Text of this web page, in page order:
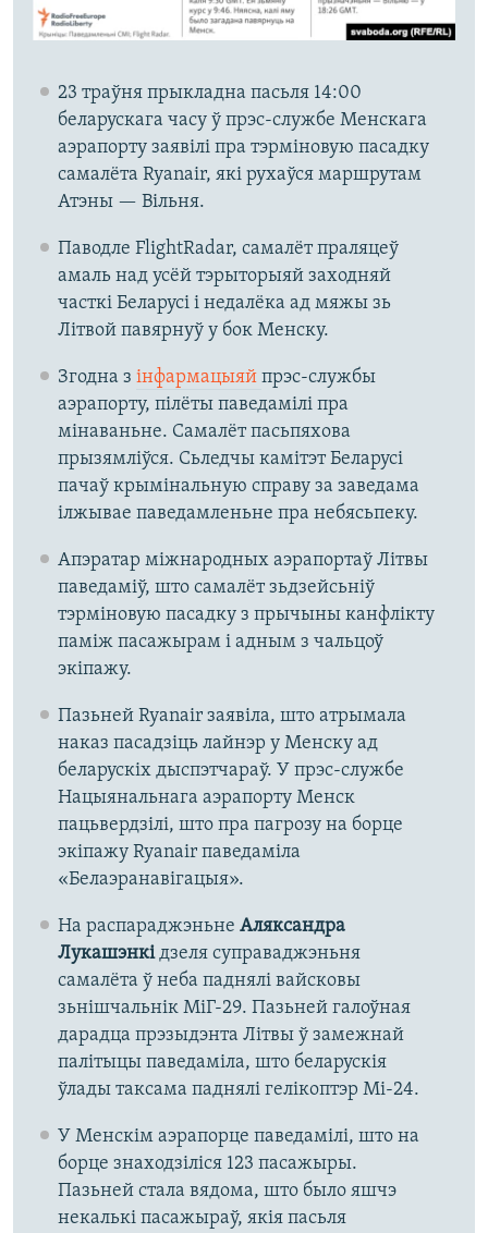
23 траўня прыкладна пасьля 14:00
беларускага часу ў прэс-службе Менскага
аэрапорту заявілі пра тэрміновую пасадку
самалёта Ryanair, які рухаўся маршрутам
Атэны — Вільня.
Паводле FlightRadar, самалёт праляцеў
амаль над усёй тэрыторыяй заходняй
часткі Беларусі і недалёка ад мяжы зь
Літвой павярнуў у бок Менску.
Згодна з інфармацыяй прэс-службы
аэрапорту, пілёты паведамілі пра
мінаваньне. Самалёт пасьпяхова
прызямліўся. Сьледчы камітэт Беларусі
пачаў крымінальную справу за заведама
ілжывае паведамленьне пра небясьпеку.
Апэратар міжнародных аэрапортаў Літвы
паведаміў, што самалёт зьдзейсьніў
тэрміновую пасадку з прычыны канфлікту
паміж пасажырам і адным з чальцоў
экіпажу.
Пазьней Ryanair заявіла, што атрымала
наказ пасадзіць лайнэр у Менску ад
беларускіх дыспэтчараў. У прэс-службе
Нацыянальнага аэрапорту Менск
пацьвердзілі, што пра пагрозу на борце
экіпажу Ryanair паведаміла
«Белаэранавігацыя».
На распараджэньне Аляксандра
Лукашэнкідзеля суправаджэньня
самалёта ў неба паднялі вайсковы
зьнішчальнік МіГ-29. Пазьней галоўная
дарадца прэзыдэнта Літвы ў замежнай
палітыцы паведаміла, што беларускія
ўлады таксама паднялі гелікоптэр Мі-24.
У Менскім аэрапорце паведамілі, што на
борце знаходзіліся 123 пасажыры.
Пазьней стала вядома, што было яшчэ
некалькі пасажыраў, якія пасьля